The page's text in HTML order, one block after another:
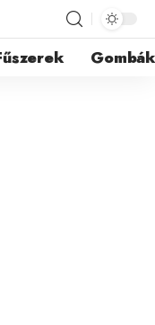
Gombák